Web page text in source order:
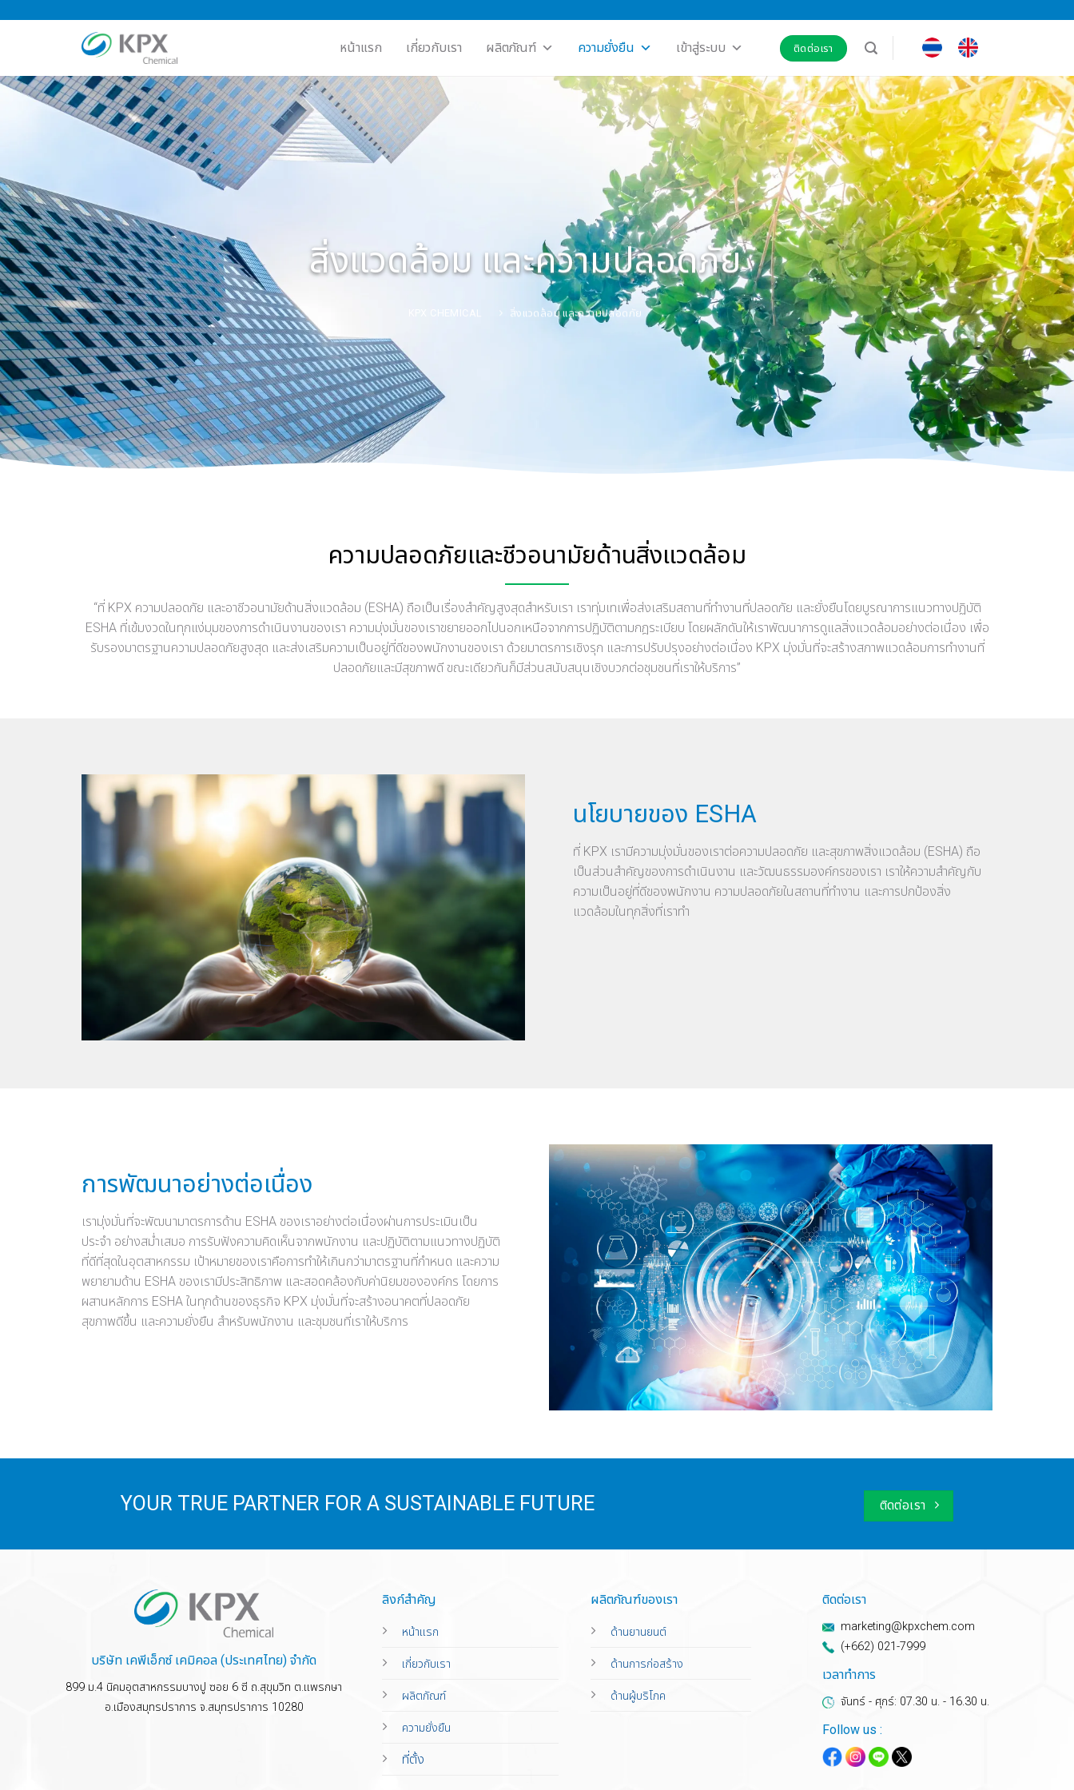
หน้าแรก เกี่ยวกับเรา ผลิตภัณฑ์ ความยั่งยืน เข้าสู่ระบบ ติดต่อเรา
สิ่งแวดล้อม และความปลอดภัย
KPX CHEMICAL สิ่งแวดล้อม และความปลอดภัย
ความปลอดภัยและชีวอนามัยด้านสิ่งแวดล้อม
“ที่ KPX ความปลอดภัย และอาชีวอนามัยด้านสิ่งแวดล้อม (ESHA) ถือเป็นเรื่องสำคัญสูงสุดสำหรับเรา เราทุ่มเทเพื่อส่งเสริมสถานที่ทำงานที่ปลอดภัย และยั่งยืนโดยบูรณาการแนวทางปฏิบัติ
ESHA ที่เข้มงวดในทุกแง่มุมของการดำเนินงานของเรา ความมุ่งมั่นของเราขยายออกไปนอกเหนือจากการปฏิบัติตามกฎระเบียบ โดยผลักดันให้เราพัฒนาการดูแลสิ่งแวดล้อมอย่างต่อเนื่อง เพื่อ
รับรองมาตรฐานความปลอดภัยสูงสุด และส่งเสริมความเป็นอยู่ที่ดีของพนักงานของเรา ด้วยมาตรการเชิงรุก และการปรับปรุงอย่างต่อเนื่อง KPX มุ่งมั่นที่จะสร้างสภาพแวดล้อมการทำงานที่
ปลอดภัยและมีสุขภาพดี ขณะเดียวกันก็มีส่วนสนับสนุนเชิงบวกต่อชุมชนที่เราให้บริการ”
นโยบายของ ESHA
ที่ KPX เรามีความมุ่งมั่นของเราต่อความปลอดภัย และสุขภาพสิ่งแวดล้อม (ESHA) ถือ
เป็นส่วนสำคัญของการดำเนินงาน และวัฒนธรรมองค์กรของเรา เราให้ความสำคัญกับ
ความเป็นอยู่ที่ดีของพนักงาน ความปลอดภัยในสถานที่ทำงาน และการปกป้องสิ่ง
แวดล้อมในทุกสิ่งที่เราทำ
การพัฒนาอย่างต่อเนื่อง
เรามุ่งมั่นที่จะพัฒนามาตรการด้าน ESHA ของเราอย่างต่อเนื่องผ่านการประเมินเป็น
ประจำ อย่างสม่ำเสมอ การรับฟังความคิดเห็นจากพนักงาน และปฏิบัติตามแนวทางปฏิบัติ
ที่ดีที่สุดในอุตสาหกรรม เป้าหมายของเราคือการทำให้เกินกว่ามาตรฐานที่กำหนด และความ
พยายามด้าน ESHA ของเรามีประสิทธิภาพ และสอดคล้องกับค่านิยมขององค์กร โดยการ
ผสานหลักการ ESHA ในทุกด้านของธุรกิจ KPX มุ่งมั่นที่จะสร้างอนาคตที่ปลอดภัย
สุขภาพดีขึ้น และความยั่งยืน สำหรับพนักงาน และชุมชนที่เราให้บริการ
YOUR TRUE PARTNER FOR A SUSTAINABLE FUTURE ติดต่อเรา
บริษัท เคพีเอ็กซ์ เคมิคอล (ประเทศไทย) จำกัด
899 ม.4 นิคมอุตสาหกรรมบางปู ซอย 6 ซี ถ.สุขุมวิท ต.แพรกษา
อ.เมืองสมุทรปราการ จ.สมุทรปราการ 10280
ลิงก์สำคัญ
หน้าแรก
เกี่ยวกับเรา
ผลิตภัณฑ์
ความยั่งยืน
ที่ตั้ง
ผลิตภัณฑ์ของเรา
ด้านยานยนต์
ด้านการก่อสร้าง
ด้านผู้บริโภค
ติดต่อเรา
marketing@kpxchem.com
(+662) 021-7999
เวลาทำการ
จันทร์ - ศุกร์: 07.30 น. - 16.30 น.
Follow us :